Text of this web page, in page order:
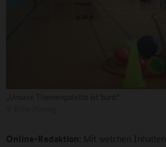
Online-Redaktion: Mit welchen Inhalten?